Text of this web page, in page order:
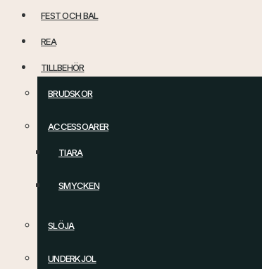
FEST OCH BAL
REA
TILLBEHÖR
BRUDSKOR
ACCESSOARER
TIARA
SMYCKEN
SLÖJA
UNDERKJOL